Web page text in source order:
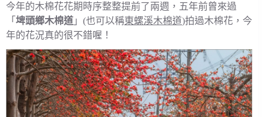
今年的木棉花花期時序整整提前了兩週，五年前曾來過
「 埤頭鄉木棉道 」(也可以稱東螺溪木棉道)拍過木棉花，今
年的花況真的很不錯喔！